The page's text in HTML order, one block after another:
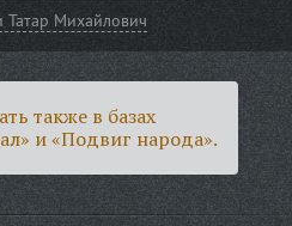
Татар Михайлович
также в базах
и «Подвиг народа».